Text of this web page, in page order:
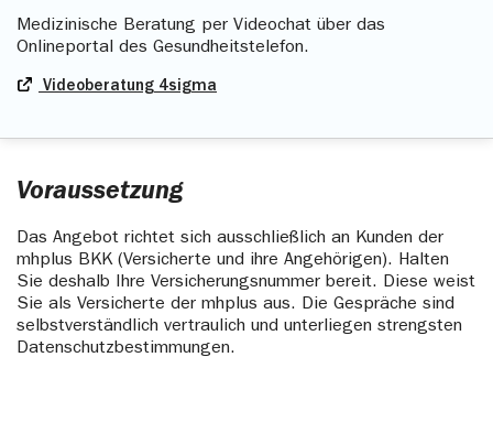
Medizinische Beratung per Videochat über das
Onlineportal des Gesundheitstelefon.
Videoberatung 4sigma
Voraussetzung
Das Angebot richtet sich ausschließlich an Kunden der
mhplus BKK (Versicherte und ihre Angehörigen). Halten
Sie deshalb Ihre Versicherungsnummer bereit. Diese weist
Sie als Versicherte der mhplus aus. Die Gespräche sind
selbstverständlich vertraulich und unterliegen strengsten
Datenschutzbestimmungen.